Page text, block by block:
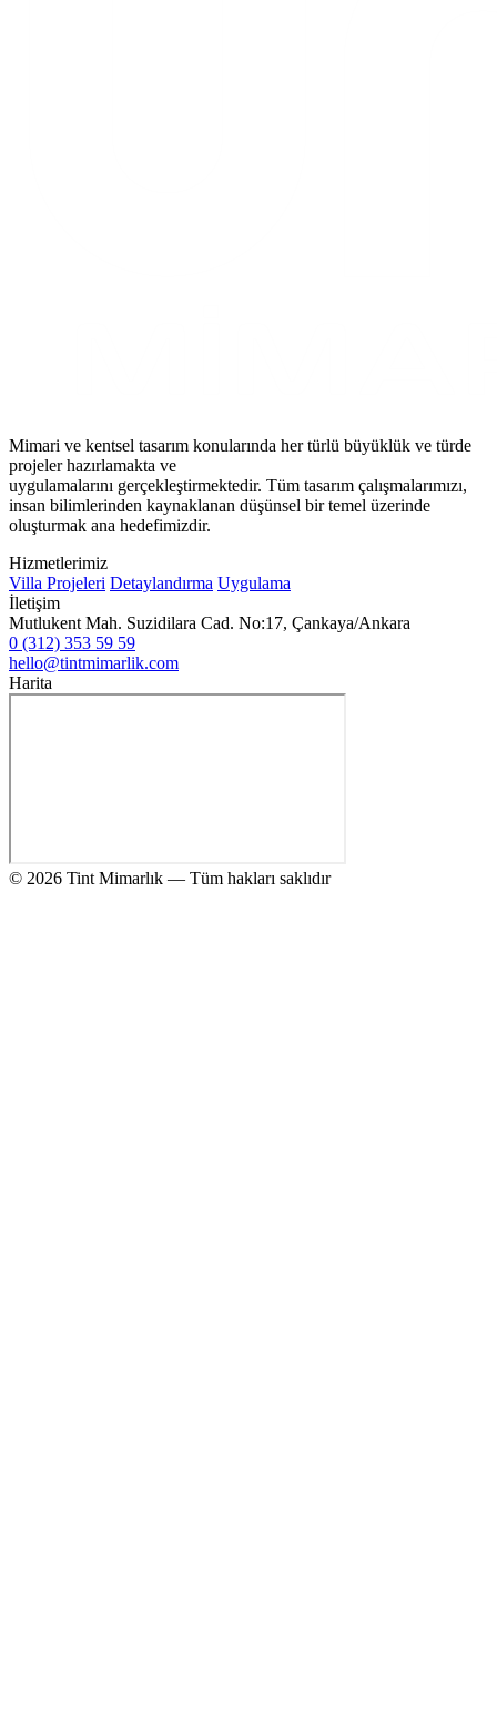
Mimari ve kentsel tasarım konularında her türlü büyüklük ve türde
projeler hazırlamakta ve
uygulamalarını gerçekleştirmektedir. Tüm tasarım çalışmalarımızı,
insan bilimlerinden kaynaklanan düşünsel bir temel üzerinde
oluşturmak ana hedefimizdir.
Hizmetlerimiz
Villa Projeleri Detaylandırma Uygulama
İletişim
Mutlukent Mah. Suzidilara Cad. No:17, Çankaya/Ankara
0 (312) 353 59 59
hello@tintmimarlik.com
Harita
© 2026 Tint Mimarlık — Tüm hakları saklıdır